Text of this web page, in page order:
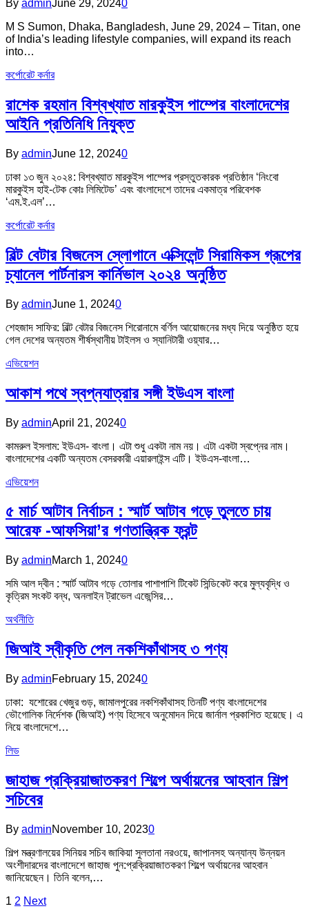
By adminJune 29, 20240
M S Sumon, Dhaka, Bangladesh, June 29, 2024 – Titan, one
of India’s leading lifestyle companies, will expand its reach
into…
কর্পোরেট কর্নার
রাশেক রহমান বিশ্বখ্যাত মারকুইস পাম্পের বাংলাদেশের
আইনি প্রতিনিধি নিযুক্ত
By adminJune 12, 20240
ঢাকা ১৩ জুন ২০২৪: বিশ্বখ্যাত মারকুইস পাম্পের প্রস্তুতকারক প্রতিষ্ঠান ‘নিংবো
মারকুইস হাই-টেক কোঃ লিমিটেড’ এবং বাংলাদেশে তাদের একমাত্র পরিবেশক
‘এম.ই.এল’…
কর্পোরেট কর্নার
বিল্ট বেটার বিজনেস স্লোগানে এক্সিলেন্ট সিরামিকস গ্রূপের
চ্যানেল পার্টনারস কার্নিভাল ২০২৪ অনুষ্ঠিত
By adminJune 1, 20240
শেহজাদ সাফির: বিল্ট বেটার বিজনেস শিরোনামে বর্ণিল আয়োজনের মধ্য দিয়ে অনুষ্ঠিত হয়ে
গেল দেশের অন্যতম শীর্ষস্থানীয় টাইলস ও স্যানিটারী ওয়্যার…
এভিয়েশন
আকাশ পথে স্বপ্নযাত্রার সঙ্গী ইউএস বাংলা
By adminApril 21, 20240
কামরুল ইসলাম: ইউএস- বাংলা। এটা শুধু একটা নাম নয়। এটা একটা স্বপ্নের নাম।
বাংলাদেশের একটি অন্যতম বেসরকারী এয়ারলাইন্স এটি। ইউএস-বাংলা…
এভিয়েশন
৫ মার্চ আটাব নির্বাচন : স্মার্ট আটাব গড়ে তুলতে চায়
আরেফ -আফসিয়া’র গণতান্ত্রিক ফ্রন্ট
By adminMarch 1, 20240
সমি আল দ্বীন : স্মার্ট আটাব গড়ে তোলার পাশাপাশি টিকেট সিন্ডিকেট করে মুল্যবৃদ্ধি ও
কৃত্রিম সংকট বন্ধ, অনলাইন ট্রাভেল এজেন্সির…
অর্থনীতি
জিআই স্বীকৃতি পেল নকশিকাঁথাসহ ৩ পণ্য
By adminFebruary 15, 20240
ঢাকা: যশোরের খেজুর গুড়, জামালপুরের নকশিকাঁথাসহ তিনটি পণ্য বাংলাদেশের
ভৌগোলিক নির্দেশক (জিআই) পণ্য হিসেবে অনুমোদন দিয়ে জার্নাল প্রকাশিত হয়েছে। এ
নিয়ে বাংলাদেশে…
লিড
জাহাজ প্রক্রিয়াজাতকরণ শিল্পে অর্থায়নের আহবান শিল্প
সচিবের
By adminNovember 10, 20230
শিল্প মন্ত্রণালয়ের সিনিয়র সচিব জাকিয়া সুলতানা নরওয়ে, জাপানসহ অন্যান্য উন্নয়ন
অংশীদারদের বাংলাদেশে জাহাজ পুন:প্রক্রিয়াজাতকরণ শিল্পে অর্থায়নের আহবান
জানিয়েছেন। তিনি বলেন,…
1 2 Next